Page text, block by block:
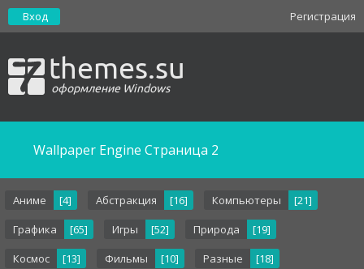
Регистрация
Вход
themes.su
оформление Windows
Wallpaper Engine Cтраница 2
Аниме [4] Абстракция [16] Компьютеры
[21]
Графика
[65] Игры [52] Природа
[19]
Космос
[13] Фильмы [10] Разные [18]